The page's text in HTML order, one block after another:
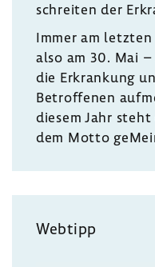
schreiten der
Immer am
also am 30. Mai
die Erkran­kung
Betrof­fenen
diesem Jahr
dem Motto
Webtipp